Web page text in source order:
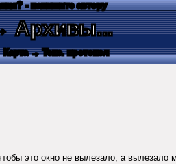
- напишите автору
Архивы...
→ Текс. протокол
это окно не вылезало, а